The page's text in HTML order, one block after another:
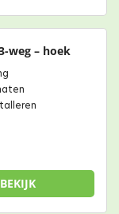
weg – hoek
BEKIJK